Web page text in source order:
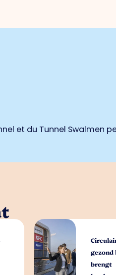
et du Tunnel Swalmen
gezond
brengt